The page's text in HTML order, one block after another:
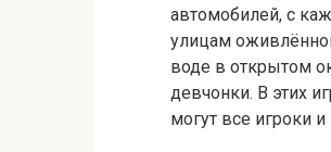
автомобилей, с
улицам
воде в открытом
девчонки. В этих
могут все игроки